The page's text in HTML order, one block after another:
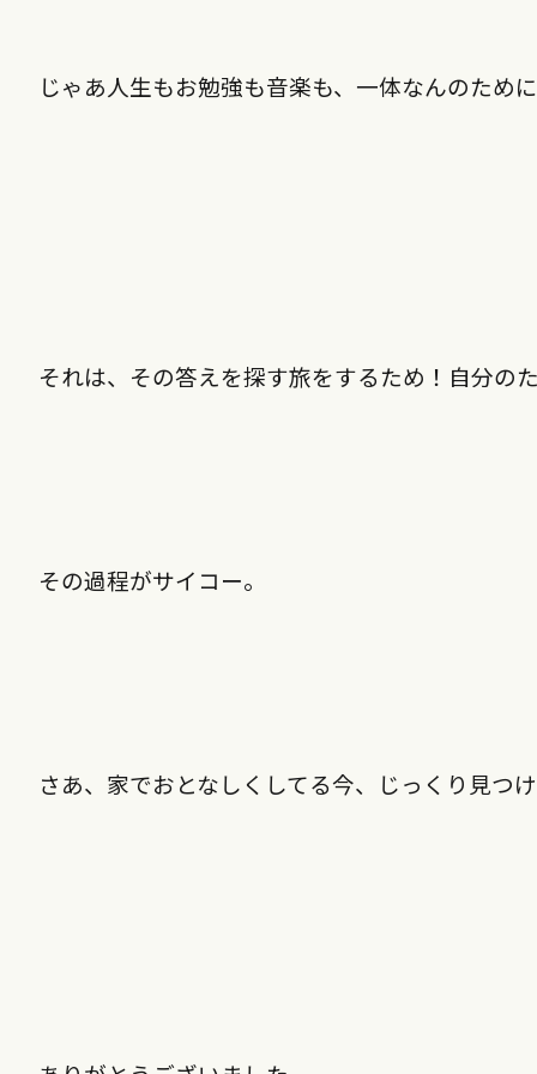
じゃあ人生もお勉強も音楽も、一体なんのため
それは、その答えを探す旅をするため！自分の
その過程がサイコー。
さあ、家でおとなしくしてる今、じっくり見つ